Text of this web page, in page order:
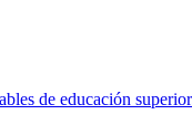
de educación